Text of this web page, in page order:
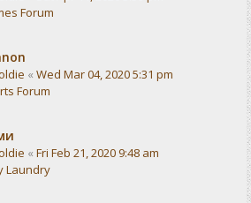
Forum
« Wed Mar 04, 2020 5:31 pm
Forum
« Fri Feb 21, 2020 9:48 am
Laundry